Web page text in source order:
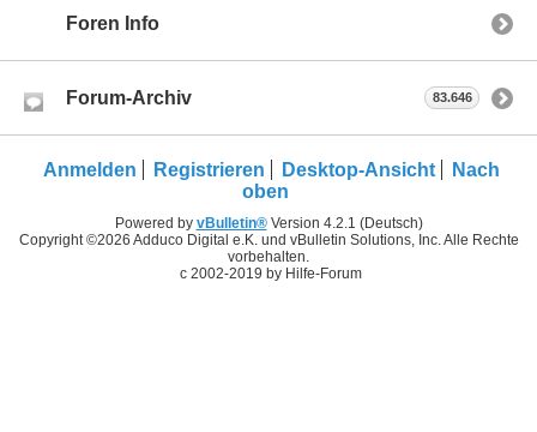
Foren Info
Forum-Archiv 83.646
Anmelden Registrieren Desktop-Ansicht
Nach
oben
Powered by vBulletin®Version 4.2.1 (Deutsch)
Copyright ©2026 Adduco Digital e.K. und vBulletin Solutions, Inc. Alle Rechte
vorbehalten.
c 2002-2019 by Hilfe-Forum